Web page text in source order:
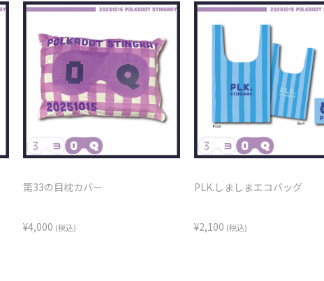
第33の目枕カバー
¥4,000 (税込)
PLK.しましまエコバッグ
¥2,100 (税込)